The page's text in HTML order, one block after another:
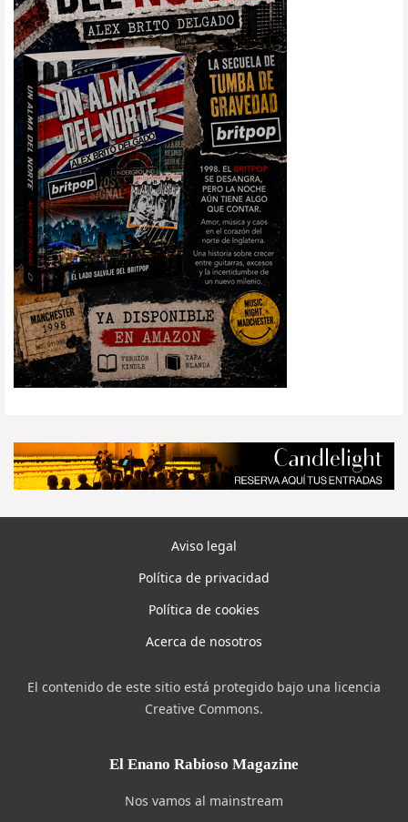
Aviso legal
Política de privacidad
Política de cookies
Acerca de nosotros
El contenido de este sitio está protegido bajo una licencia
Creative Commons.
El Enano Rabioso Magazine
Nos vamos al mainstream